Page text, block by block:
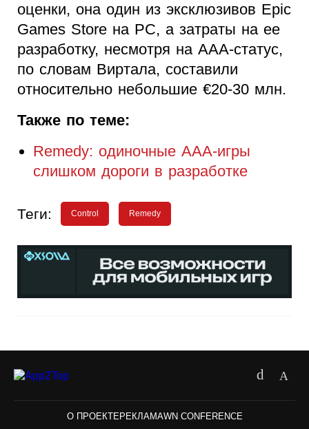
оценки, она один из эксклюзивов Epic
Games Store на PC, а затраты на ее
разработку, несмотря на ААА-статус,
по словам Виртала, составили
относительно небольшие €20-30 млн.
Также по теме:
Remedy: одиночные ААА-игры
слишком дороги в разработке
Теги: Control Remedy
О ПРОЕКТЕРЕКЛАМАWN CONFERENCE